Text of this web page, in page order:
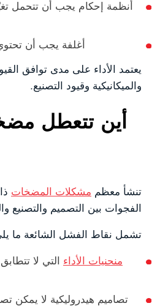
أنظمة إحكام يجب أن تتحمل
أغلفة يجب أن
يعتمد الأداء على مدى توافق
والميكانيكية وقيود التصنيع.
أين تتعطل
تنشأ معظم مشكلات المضخات
الفجوات بين التصميم والتصنيع
تشمل نقاط الفشل الشائعة ما
منحنيات الأداء التي لا
تصاميم هيدروليكية لا يمكن